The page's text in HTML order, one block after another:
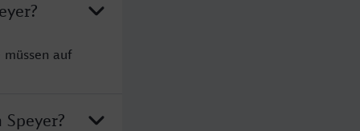
auf